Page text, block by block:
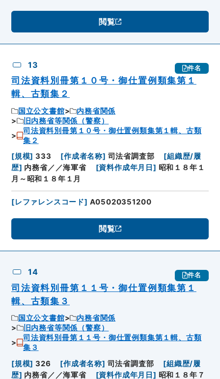
閲覧
13 件名
司法資料別冊第１０号・御仕置例類集第１
輯、古類集２
国立公文書館
内務省関係
旧内務省等関係（警察）
司法資料別冊第１０号・御仕置例類集第１輯、古類
集２
[規模] 333 [作成者名称] 司法省調査部 [組織歴/履
歴] 内務省／／海軍省 [資料作成年月日] 昭和１８年１
月～昭和１８年１月
[レファレンスコード] A05020351200
閲覧
14 件名
司法資料別冊第１１号・御仕置例類集第１
輯、古類集３
国立公文書館
内務省関係
旧内務省等関係（警察）
司法資料別冊第１１号・御仕置例類集第１輯、古類
集３
[規模] 326 [作成者名称] 司法省調査部 [組織歴/履
歴] 内務省／／海軍省 [資料作成年月日] 昭和１８年７